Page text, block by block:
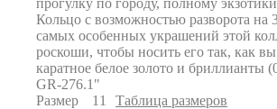
прогулку по городу, полному
Кольцо с возможностью разворота на
самых особенных украшений этой
роскоши, чтобы носить его так, как
каратное белое золото и бриллианты
GR-276.1"
Размер
Таблица размеров